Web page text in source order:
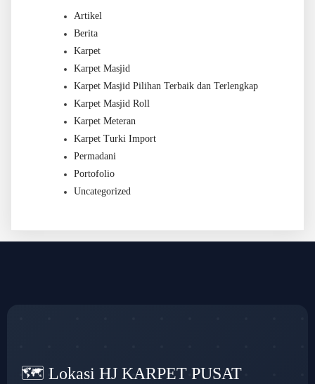
Artikel
Berita
Karpet
Karpet Masjid
Karpet Masjid Pilihan Terbaik dan Terlengkap
Karpet Masjid Roll
Karpet Meteran
Karpet Turki Import
Permadani
Portofolio
Uncategorized
🗺️ Lokasi HJ KARPET PUSAT